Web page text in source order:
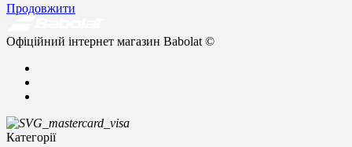
Продовжити
Офіційний інтернет магазин Babolat ©
Категорії